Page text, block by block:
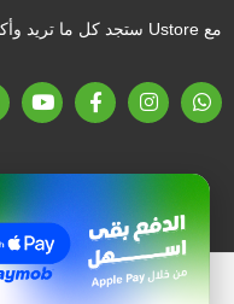
مع Ustore ستجد كل ما تريد وأكثر